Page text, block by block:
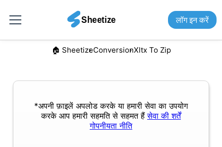
लॉग इन करें
🏠︎ SheetizeConversionXltx To Zip
*अपनी फ़ाइलें अपलोड करके या हमारी सेवा का उपयोग
करके आप हमारी सहमति से सहमत हैंसेवा की शर्तें
गोपनीयता नीति